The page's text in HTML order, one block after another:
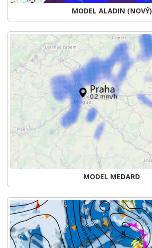
MODEL ALADIN (NOVÝ)
MODEL MEDARD